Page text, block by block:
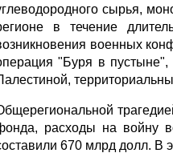
сырья,
в течение
военных
"Буря в пустыне",
расходы на войну
670 млрд долл. В